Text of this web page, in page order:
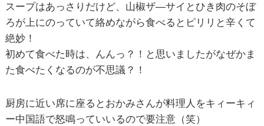
スープはあっさりだけど、山椒ザ―サイとひき肉のそぼ
ろが上にのっていて絡めながら食べるとピリリと辛くて
絶妙！
初めて食べた時は、んんっ？！と思いましたがなぜかま
た食べたくなるのが不思議？！
厨房に近い席に座るとおかみさんが料理人をキィーキィ
ー中国語で怒鳴っていいるので要注意（笑）